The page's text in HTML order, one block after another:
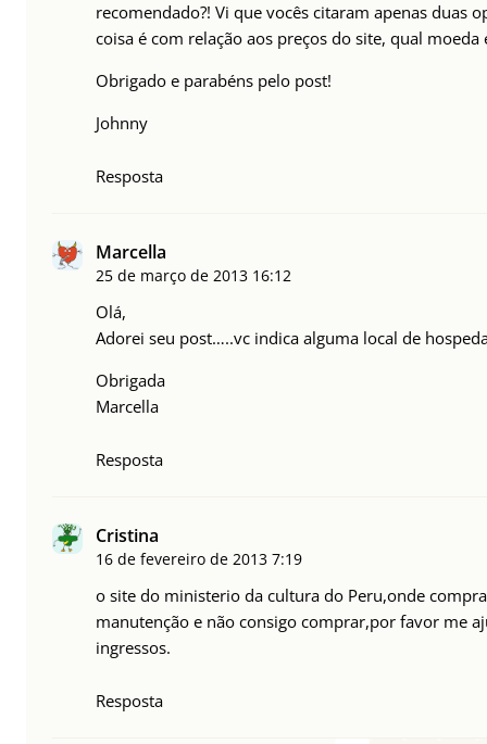
recomendado?! Vi que vocês citaram apenas duas
coisa é com relação aos preços do site, qual moeda
Obrigado e parabéns pelo post!
Johnny
Resposta
Marcella
25 de março de 2013 16:12
Olá,
Adorei seu post…..vc indica alguma local de
Obrigada
Marcella
Resposta
Cristina
16 de fevereiro de 2013 7:19
o site do ministerio da cultura do Peru,onde
manutenção e não consigo comprar,por favor me
ingressos.
Resposta